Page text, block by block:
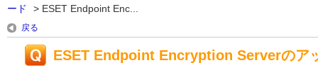
ード
> ESET Endpoint Enc...
戻る
ESET Endpoint Encryption Serverのア